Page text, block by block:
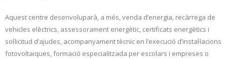
Aquest centre desenvoluparà, a més, venda d’energia, recàrrega de
vehicles elèctrics, assessorament energètic, certificats energètics i
sol·licitud d’ajudes, acompanyament tècnic en l’execució d’instal·lacions
fotovoltaiques, formació especialitzada per escolars i empreses o